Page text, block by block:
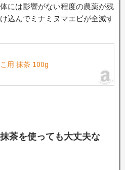
には影響がない程度の農薬が残
込んでミナミヌマエビが全滅す
用 抹茶 100g
茶を使っても大丈夫な